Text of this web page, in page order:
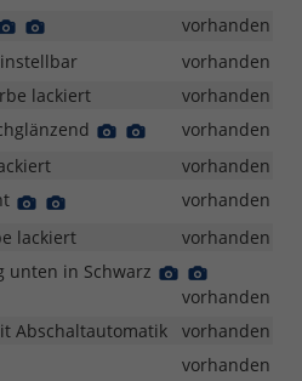
Detail
vorhanden
vorhanden
lackiert
vorhanden
DetailDetailvorhanden
vorhanden
Detail
vorhanden
lackiert
vorhanden
unten in Schwarz
Detail
FotoFoto
vorhanden
Abschaltautomatik
vorhanden
vorhanden